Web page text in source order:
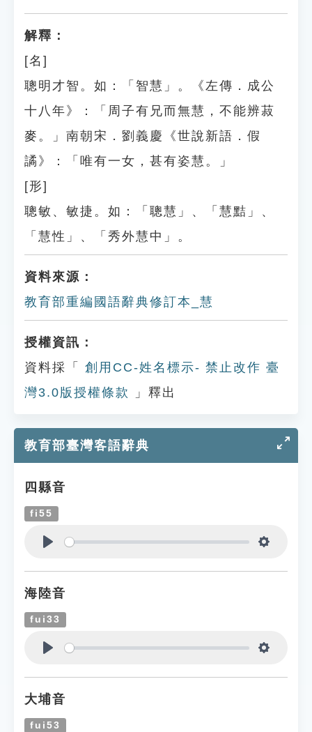
解釋：
[名]
聰明才智。如：「智慧」。《左傳．成公
十八年》：「周子有兄而無慧，不能辨菽
麥。」南朝宋．劉義慶《世說新語．假
譎》：「唯有一女，甚有姿慧。」
[形]
聰敏、敏捷。如：「聰慧」、「慧黠」、
「慧性」、「秀外慧中」。
資料來源：
教育部重編國語辭典修訂本_慧
授權資訊：
資料採「
創用CC-姓名標示- 禁止改作 臺
灣3.0版授權條款
」釋出
教育部臺灣客語辭典
四縣音
fi55
海陸音
fui33
大埔音
fui53